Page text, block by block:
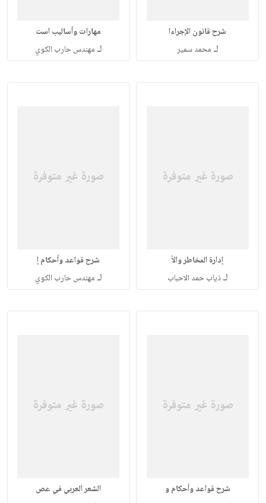
شرح قانون الإجراءا
لـ محمد سمير
مهارات وأساليب است
لـ مهندس حارب الكوي
إدارة المخاطر والأ
لـذياب حمد الاحباب
شرح قواعد وأحكام إ
لـ مهندس حارب الكوي
شرح قواعد وأحكام و الشعر العربي في عص